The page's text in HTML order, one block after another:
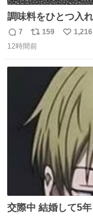
調味料をひとつ入
返
信
7
リ
ポ
159
い
数
1,216
12時間前
交際中 結婚して5年